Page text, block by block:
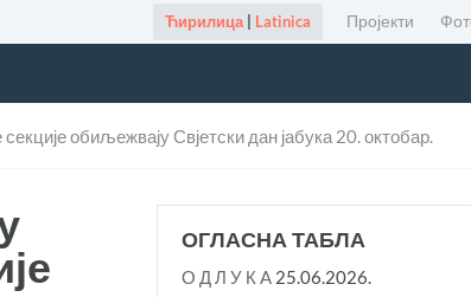
Пројекти
Ћирилица| Latinica
обиљежвају Свјетски дан јабука 20. октобар.
ОГЛАСНА ТАБЛА
О Д Л У К A 25.06.2026.